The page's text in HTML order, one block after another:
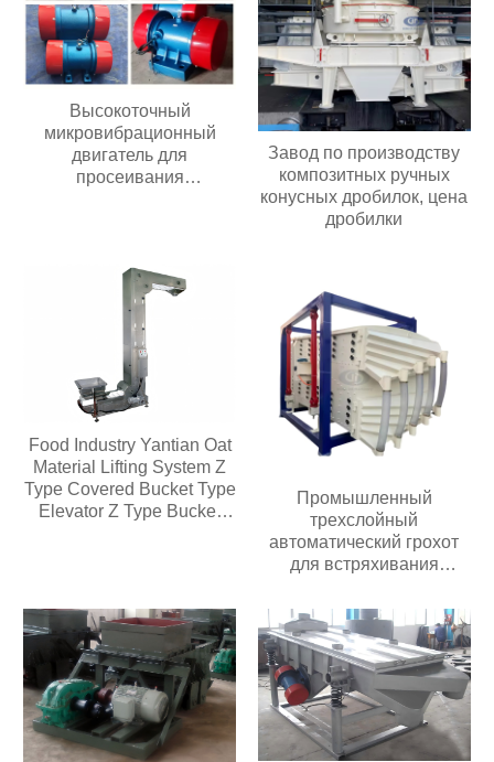
Новый игрушечный
пластиковый конвейер
Высокоточный
микровибрационный
двигатель для
просеивания
Завод по производству
композитных ручных
конусных дробилок, цена
дробилки
Food Industry Yantian Oat
Material Lifting System Z
Type Covered Bucket Type
Elevator Z Type Bucket
Промышленный
трехслойный
автоматический грохот
для встряхивания
кварцевый линейный
вибрационный грохот